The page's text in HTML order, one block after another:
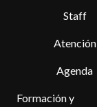
Staff
Atención
Agenda
Formación y